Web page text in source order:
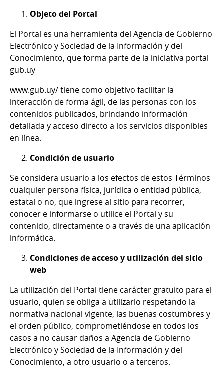
Objeto del Portal
El Portal es una herramienta del Agencia de Gobierno
Electrónico y Sociedad de la Información y del
Conocimiento, que forma parte de la iniciativa portal
gub.uy
www.gub.uy/ tiene como objetivo facilitar la
interacción de forma ágil, de las personas con los
contenidos publicados, brindando información
detallada y acceso directo a los servicios disponibles
en línea.
Condición de usuario
Se considera usuario a los efectos de estos Términos
cualquier persona física, jurídica o entidad pública,
estatal o no, que ingrese al sitio para recorrer,
conocer e informarse o utilice el Portal y su
contenido, directamente o a través de una aplicación
informática.
Condiciones de acceso y utilización del sitio
web
La utilización del Portal tiene carácter gratuito para el
usuario, quien se obliga a utilizarlo respetando la
normativa nacional vigente, las buenas costumbres y
el orden público, comprometiéndose en todos los
casos a no causar daños a Agencia de Gobierno
Electrónico y Sociedad de la Información y del
Conocimiento, a otro usuario o a terceros.